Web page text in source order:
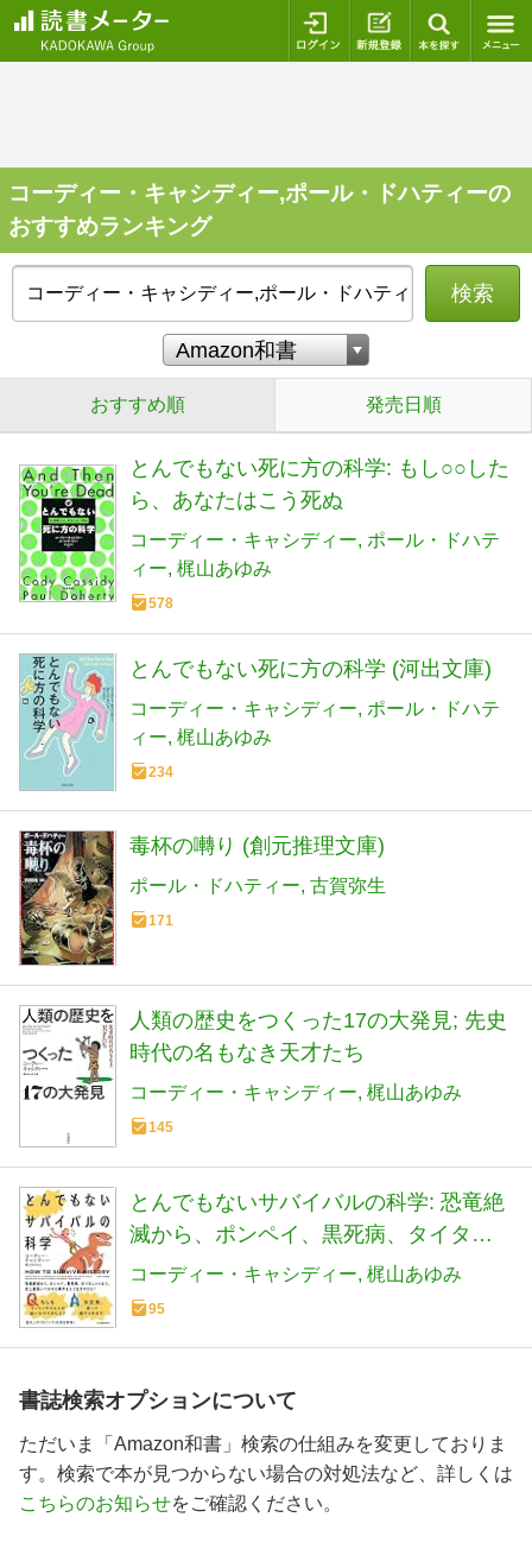
ログイン 新規登録
コーディー・キャシディー,ポール・ドハティーの
おすすめランキング
検索
おすすめ順 発売日順
とんでもない死に方の科学: もし○○した
ら、あなたはこう死ぬ
コーディー・キャシディー ポール・ドハテ
ィー 梶山あゆみ
578
とんでもない死に方の科学 (河出文庫)
コーディー・キャシディー ポール・ドハテ
ィー 梶山あゆみ
234
毒杯の囀り (創元推理文庫)
ポール・ドハティー 古賀弥生
171
人類の歴史をつくった17の大発見; 先史
時代の名もなき天才たち
コーディー・キャシディー 梶山あゆみ
145
とんでもないサバイバルの科学: 恐竜絶
滅から、ポンペイ、黒死病、タイタニ
ックまで、史上最悪レベルの大事件を
どう生きのびる?
コーディー・キャシディー 梶山あゆみ
95
書誌検索オプションについて
ただいま「Amazon和書」検索の仕組みを変更しておりま
す。検索で本が見つからない場合の対処法など、詳しくは
こちらのお知らせをご確認ください。